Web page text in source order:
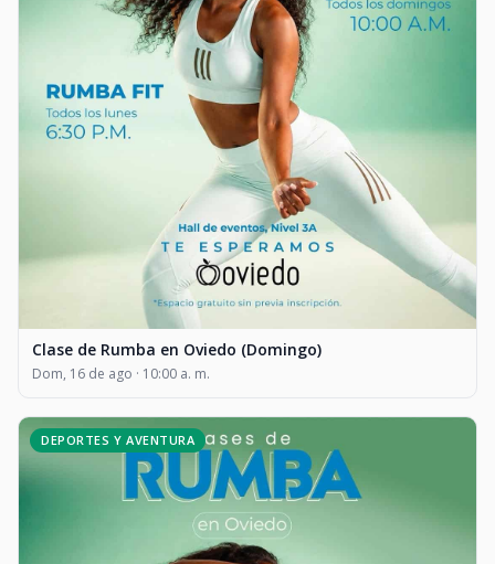
Clase de Rumba en Oviedo (Domingo)
Dom, 16 de ago · 10:00 a. m.
DEPORTES Y AVENTURA